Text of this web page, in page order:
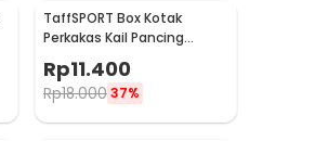
TaffSPORT Box Kotak
Perkakas Kail Pancing
Rp11.400
Rp18.00037%